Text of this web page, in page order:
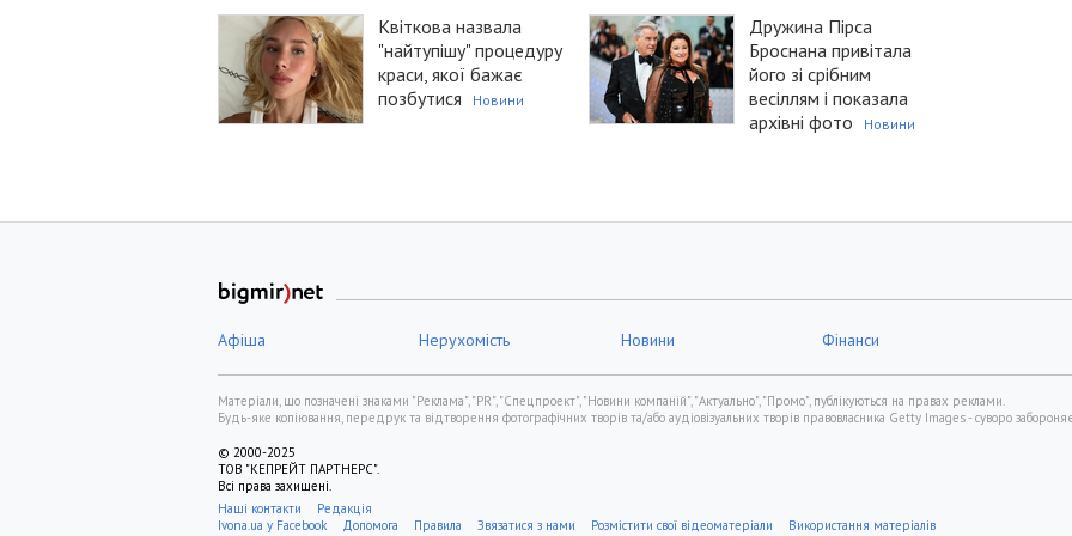
Квіткова назвала
"найтупішу" процедуру
краси, якої бажає
позбутися
Новини
Дружина Пірса
Броснана привітала
його зі срібним
весіллям і показала
архівні фото
Новини
Афіша Нерухомість Новини Фінанси
Матеріали, що позначені знаками "Реклама", "PR", "Спецпроект", "Новини компаній", "Актуально", "Промо", публікуються на правах реклами.
Будь-яке копіювання, передрук та відтворення фотографічних творів та/або аудіовізуальних творів правовласника Getty Images - суворо
© 2000-2025
ТОВ "КЕПРЕЙТ ПАРТНЕРС".
Всі права захищені.
Наші контакти
Редакція
Ivona.ua у Facebook
Допомога Правила Звязатися з нами Розмістити свої відеоматеріали
Використання матеріалів